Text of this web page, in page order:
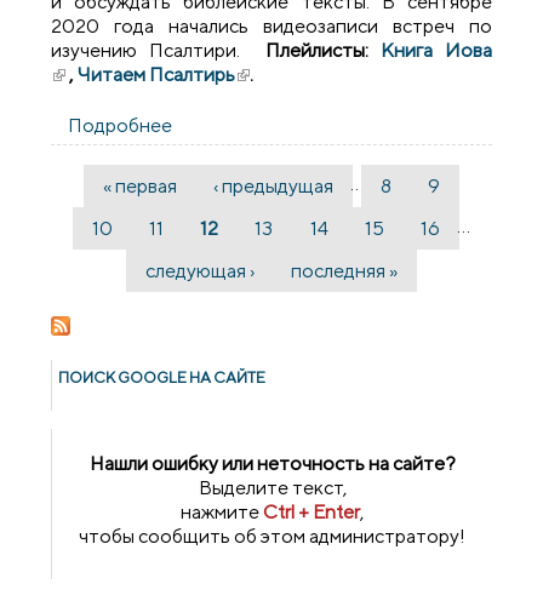
2020 года начались видеозаписи встреч по
изучению Псалтири.
Плейлисты: Книга Иова
(внешняя ссылка)
,Читаем Псалтирь(внешняя ссылка)
.
Подробнее
вместе" - Псалом 17 (2 часть)
Страницы
« первая ‹ предыдущая … 8
9
10
11 12 13 14 15 16
…
следующая ›
последняя »
ПОИСК GOОGLE НА САЙТЕ
Нашли ошибку или неточность на сайте?
Выделите текст,
нажмитеCtrl + Enter,
чтобы сообщить об этом администратору!